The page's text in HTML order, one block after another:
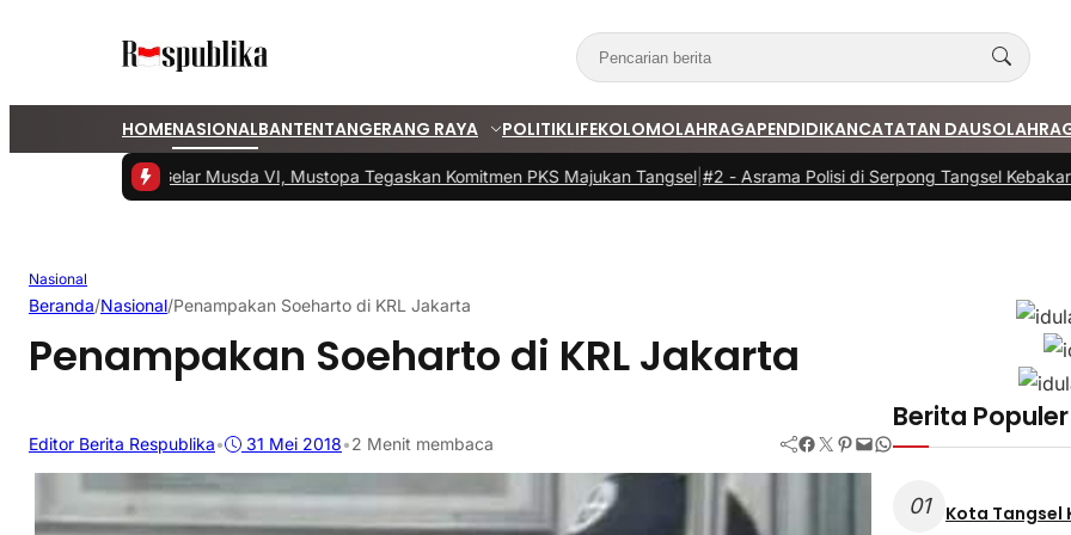
HOMENASIONALBANTENTANGERANG RAYA POLITIKLIFEKOLOMOLAHRAGAPENDIDIKANCATATAN DAUS
PKS Tangsel Gelar Musda VI, Mustopa Tegaskan Komitmen PKS Majukan Tangsel|#2 -Asrama Polisi di Serpong Tangsel
Nasional
Beranda/Nasional/Penampakan Soeharto di KRL Jakarta
Penampakan Soeharto di KRL Jakarta
Editor Berita Respublika• 31 Mei 2018•2 Menit membaca Facebook Twitter Pinterest Mail WhatsApp
Berita Populer
01 Kota Tangsel